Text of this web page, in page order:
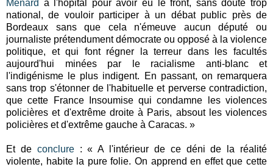
Ménard à l'hôpital pour avoir eu le front, sans doute trop
national, de vouloir participer à un débat public près de
Bordeaux sans que cela n'émeuve aucun député ou
journaliste prétendument démocrate ou opposé à la violence
politique, et qui font régner la terreur dans les facultés
aujourd'hui minées par le racialisme anti-blanc et
l'indigénisme le plus indigent. En passant, on remarquera
sans trop s'étonner de l'habituelle et perverse contradiction,
que cette France Insoumise qui condamne les violences
policières et d'extrême droite à Paris, absout les violences
policières et d'extrême gauche à Caracas. »
Et de conclure: « A l'intérieur de ce déni de la réalité
violente, habite la pure folie. On apprend en effet que cette